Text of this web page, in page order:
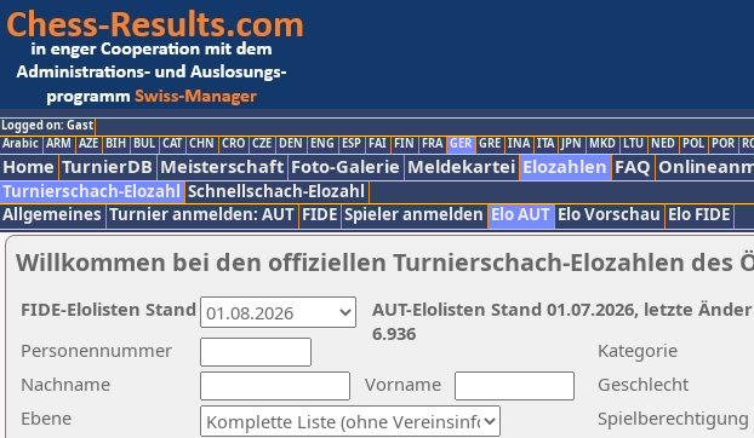
Logged on: Gast
Arabic ARM AZE BIH BUL CAT CHN CRO CZE DEN ENG ESP FAI FIN FRA GER GRE INA ITA JPN MKD LTU NED POL POR
Home TurnierDB Meisterschaft Foto-Galerie Meldekartei Elozahlen FAQ
Turnierschach-Elozahl Schnellschach-Elozahl
Allgemeines Turnier anmelden: AUT FIDE Spieler anmelden Elo AUT Elo Vorschau Elo FIDE
Willkommen bei den offiziellen Turnierschach-Elozahlen des
Nachname
Vorname
Ebene
Kategorie
Personennummer
Geschlecht
Spielberechtigung
AUT-Elolisten Stand 01.07.2026, letzte
6.936
FIDE-Elolisten Stand